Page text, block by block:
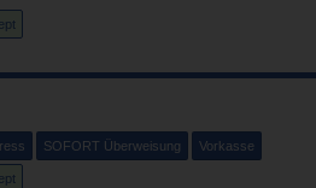
SOFORT Überweisung Vorkasse